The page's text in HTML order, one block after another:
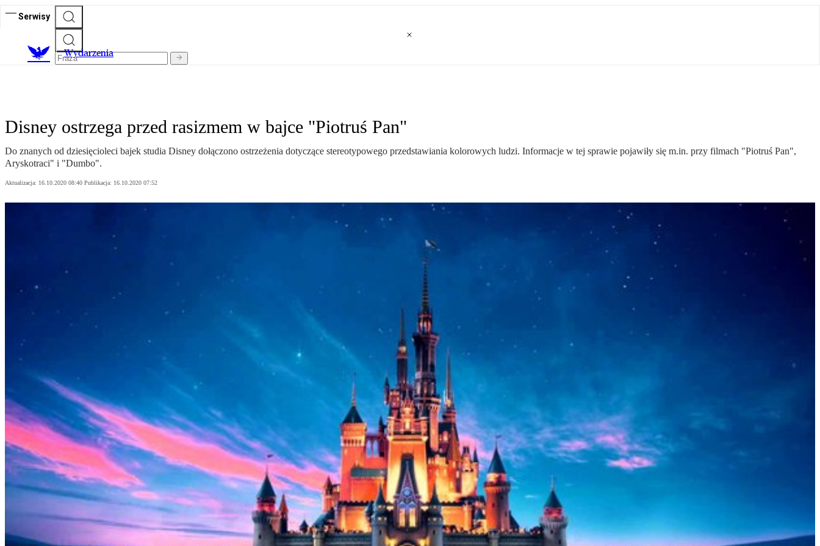
Serwisy
Wydarzenia
Disney ostrzega przed rasizmem w bajce "Piotruś Pan"
Do znanych od dziesięcioleci bajek studia Disney dołączono ostrzeżenia dotyczące stereotypowego przedstawiania kolorowych ludzi. Informacje w tej sprawie pojawiły się m.in. przy filmach "Piotruś Pan",
Aryskotraci" i "Dumbo".
Aktualizacja: 16.10.2020 08:40 Publikacja: 16.10.2020 07:52